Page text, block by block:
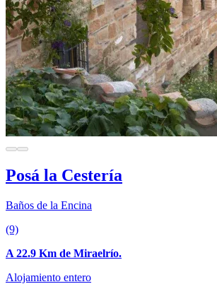
Posá la Cestería
Baños de la Encina
(9)
A 22.9 Km de Miraelrío.
Alojamiento entero